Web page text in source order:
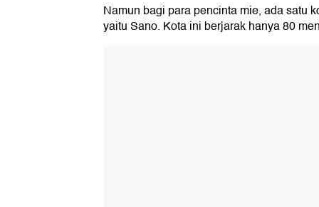
Namun bagi para pencinta mie, ada satu
yaitu Sano. Kota ini berjarak hanya 80